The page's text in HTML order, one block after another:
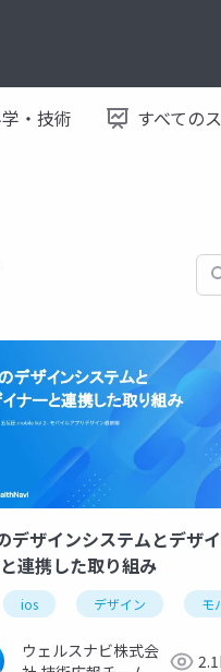
・技術 すべての
検
gateway jjug ccc
デザインシステムとデザイ
連携した取り組み
ios デザイン モ
ウェルスナビ株式会